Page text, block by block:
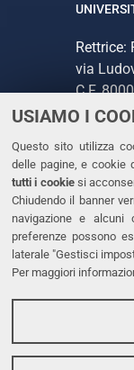
USIAMO I
Questo sito utilizza
delle pagine, e cookie
tutti i cookiesi
Chiudendo il banner
navigazione e alcuni
preferenze possono
laterale "Gestisci
Per maggiori
Rettrice:
via
C.F.
Tel. +39
Fax.
PEC
LINKS